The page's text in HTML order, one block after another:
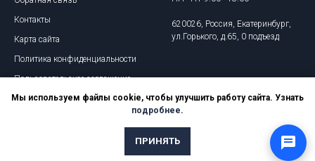
Контакты
Карта сайта
Политика конфиденциальности
Пользовательское соглашение
620026, Россия, Екатеринбург,
ул.Горького, д.65, 0 подъезд
Мы используем файлы cookie, чтобы улучшить работу сайта. Узнать
подробнее.
ПРИНЯТЬ